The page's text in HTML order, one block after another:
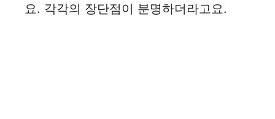
요. 각각의 장단점이 분명하더라고요.